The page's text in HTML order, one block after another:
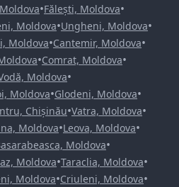
•Fălești, Moldova•
Moldova•Ungheni, Moldova•
Moldova•Cantemir, Moldova•
•Comrat, Moldova•
Moldova•
Moldova•Glodeni, Moldova•
Chișinău•Vatra, Moldova•
Moldova•Leova, Moldova•
Moldova•
Moldova•Taraclia, Moldova•
Moldova•Criuleni, Moldova•